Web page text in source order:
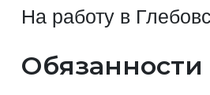
На работу в
Обязанности